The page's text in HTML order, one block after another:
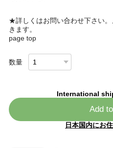
★詳しくはお問い合わせ下さい
きます。
page top
数量
International
Add
日本国内にお